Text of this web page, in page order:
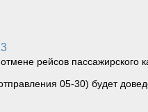
рейсов пассажирского
05-30) будет